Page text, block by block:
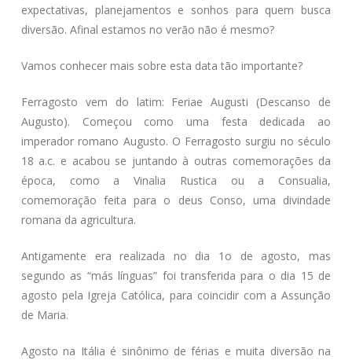
expectativas, planejamentos e sonhos para quem busca
diversão. Afinal estamos no verão não é mesmo?
Vamos conhecer mais sobre esta data tão importante?
Ferragosto vem do latim: Feriae Augusti (Descanso de
Augusto). Começou como uma festa dedicada ao
imperador romano Augusto. O Ferragosto surgiu no século
18 a.c. e acabou se juntando à outras comemorações da
época, como a Vinalia Rustica ou a Consualia,
comemoração feita para o deus Conso, uma divindade
romana da agricultura.
Antigamente era realizada no dia 1o de agosto, mas
segundo as “más línguas” foi transferida para o dia 15 de
agosto pela Igreja Católica, para coincidir com a Assunção
de Maria.
Agosto na Itália é sinônimo de férias e muita diversão na